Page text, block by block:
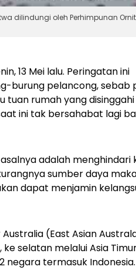
dilindungi oleh Perhimpunan
13 Mei lalu. Peringatan ini
burung pelancong, sebab
tuan rumah yang disinggahi
ini tak bersahabat lagi
adalah menghindari
sumber daya
dapat menjamin
Australia (East Asian
selatan melalui Asia
negara termasuk Indonesia.